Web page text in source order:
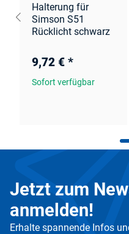
Halterung für
Simson S51
Rücklicht schwarz
9,72 € *
Sofort verfügbar
Jetzt zum
anmelden!
Erhalte spannende Infos